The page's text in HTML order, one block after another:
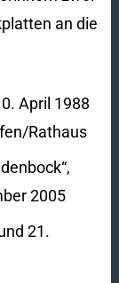
an die
April 1988
Rathaus
2005
21.